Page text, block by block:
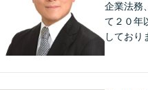
企業法務
て２０年
しており